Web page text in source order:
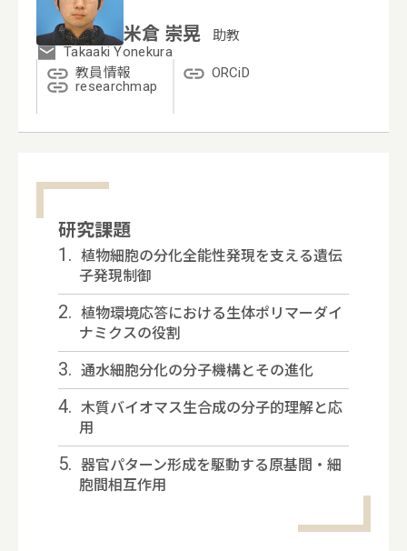
米倉 崇晃 助教
Takaaki Yonekura
教員情報
researchmap
ORCiD
研究課題
1. 植物細胞の分化全能性発現を支える遺伝
子発現制御
2. 植物環境応答における生体ポリマーダイ
ナミクスの役割
3. 通水細胞分化の分子機構とその進化
4. 木質バイオマス生合成の分子的理解と応
用
5. 器官パターン形成を駆動する原基間・細
胞間相互作用